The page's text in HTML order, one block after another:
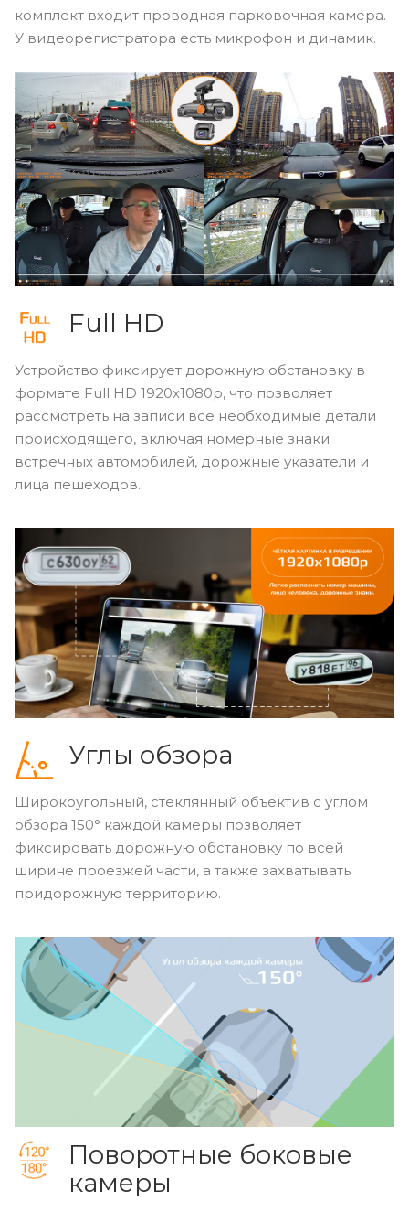
комплект входит проводная парковочная камера.
У видеорегистратора есть микрофон и динамик.
Full HD
Устройство фиксирует дорожную обстановку в
формате Full HD 1920x1080p, что позволяет
рассмотреть на записи все необходимые детали
происходящего, включая номерные знаки
встречных автомобилей, дорожные указатели и
лица пешеходов.
Углы обзора
Широкоугольный, стеклянный объектив с углом
обзора 150° каждой камеры позволяет
фиксировать дорожную обстановку по всей
ширине проезжей части, а также захватывать
придорожную территорию.
Поворотные боковые
камеры